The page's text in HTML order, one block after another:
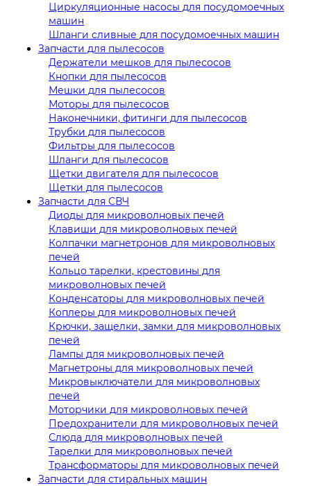
Циркуляционные насосы для посудомоечных
машин
Шланги сливные для посудомоечных машин
Запчасти для пылесосов
Держатели мешков для пылесосов
Кнопки для пылесосов
Мешки для пылесосов
Моторы для пылесосов
Наконечники, фитинги для пылесосов
Трубки для пылесосов
Фильтры для пылесосов
Шланги для пылесосов
Щетки двигателя для пылесосов
Щетки для пылесосов
Запчасти для СВЧ
Диоды для микроволновых печей
Клавиши для микроволновых печей
Колпачки магнетронов для микроволновых
печей
Кольцо тарелки, крестовины для
микроволновых печей
Конденсаторы для микроволновых печей
Коплеры для микроволновых печей
Крючки, защелки, замки для микроволновых
печей
Лампы для микроволновых печей
Магнетроны для микроволновых печей
Микровыключатели для микроволновых
печей
Моторчики для микроволновых печей
Предохранители для микроволновых печей
Слюда для микроволновых печей
Тарелки для микроволновых печей
Трансформаторы для микроволновых печей
Запчасти для стиральных машин